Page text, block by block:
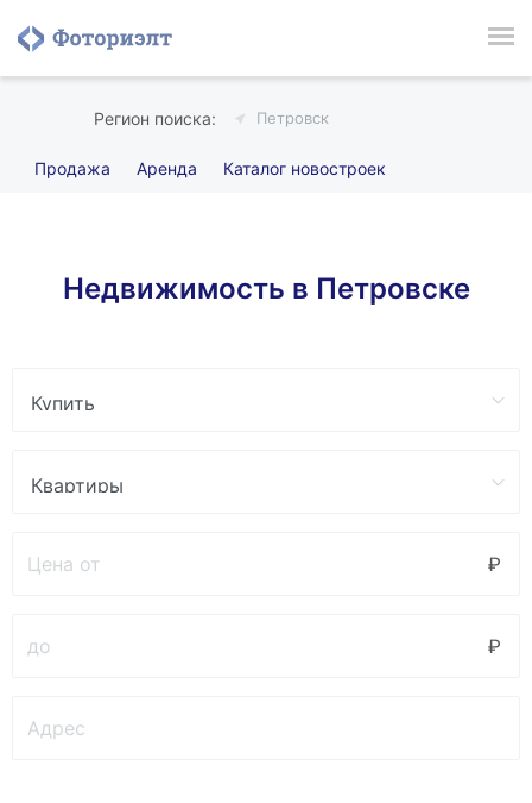
Петровск
Продажа Аренда Каталог новостроек
Недвижимость в Петровске